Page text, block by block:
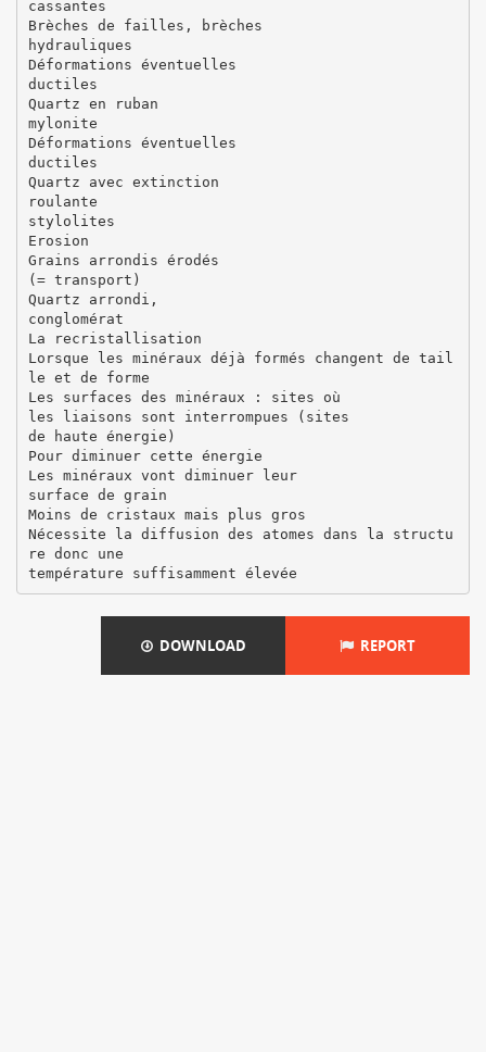
cassantes
Brèches de failles, brèches
hydrauliques
Déformations éventuelles
ductiles
Quartz en ruban
mylonite
Déformations éventuelles
ductiles
Quartz avec extinction
roulante
stylolites
Erosion
Grains arrondis érodés
(= transport)
Quartz arrondi,
conglomérat
La recristallisation
Lorsque les minéraux déjà formés changent de tail
le et de forme
Les surfaces des minéraux : sites où
les liaisons sont interrompues (sites
de haute énergie)
Pour diminuer cette énergie
Les minéraux vont diminuer leur
surface de grain
Moins de cristaux mais plus gros
Nécessite la diffusion des atomes dans la structu
re donc une
DOWNLOAD REPORT